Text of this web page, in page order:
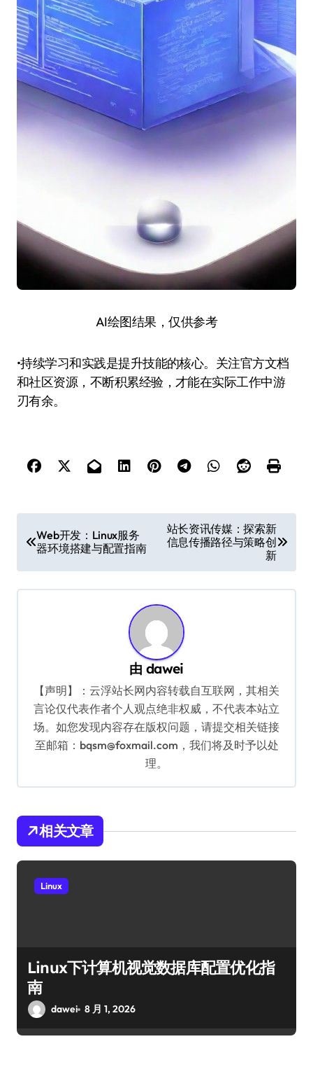
AI绘图结果，仅供参考
•持续学习和实践是提升技能的核心。关注官方文档
和社区资源，不断积累经验，才能在实际工作中游
刃有余。
章
导
航
Web开发：Linux服务
器环境搭建与配置指南
站长资讯传媒：探索新
信息传播路径与策略创
新
由dawei
【声明】：云浮站长网内容转载自互联网，其相关
言论仅代表作者个人观点绝非权威，不代表本站立
场。如您发现内容存在版权问题，请提交相关链接
至邮箱：bqsm@foxmail.com，我们将及时予以处
理。
相关文章
Linux
Linux下计算机视觉数据库配置优化指
南
dawei 8 月 1, 2026